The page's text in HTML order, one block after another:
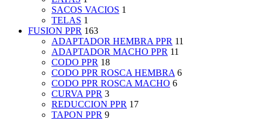
SACOS VACIOS 1
TELAS 1
FUSION PPR 163
ADAPTADOR HEMBRA PPR 11
ADAPTADOR MACHO PPR 11
CODO PPR 18
CODO PPR ROSCA HEMBRA 6
CODO PPR ROSCA MACHO 6
CURVA PPR 3
REDUCCION PPR 17
TAPON PPR 9